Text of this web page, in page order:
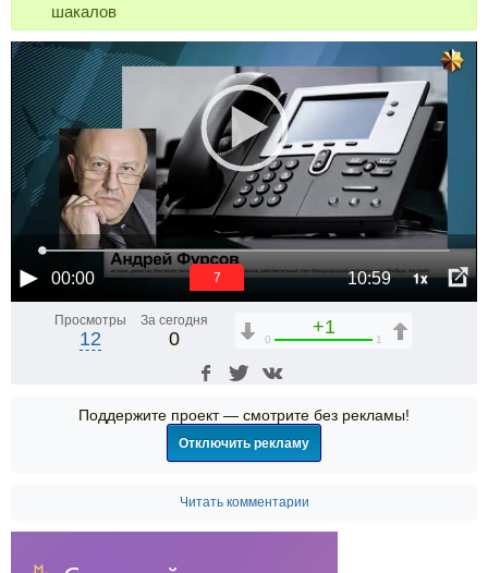
шакалов
00:00 10:59 1x
6
Просмотры
12
За сегодня
0
+1
0 1
Поддержите проект — смотрите без рекламы!
Отключить рекламу
Читать комментарии